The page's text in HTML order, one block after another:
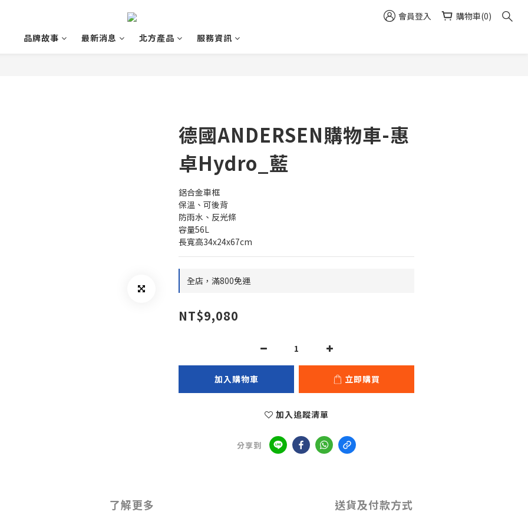
會員登入
購物車(0)
品牌故事
最新消息 北方產品 服務資訊
德國ANDERSEN購物車-惠
卓Hydro_藍
鋁合金車框
保溫、可後背
防雨水、反光條
容量56L
長寬高34x24x67cm
全店，滿800免運
NT$9,080
加入購物車 立即購買
加入追蹤清單
分享到
了解更多 送貨及付款方式